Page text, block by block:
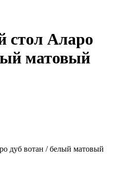
стол Аларо
матовый
дуб вотан / белый матовый